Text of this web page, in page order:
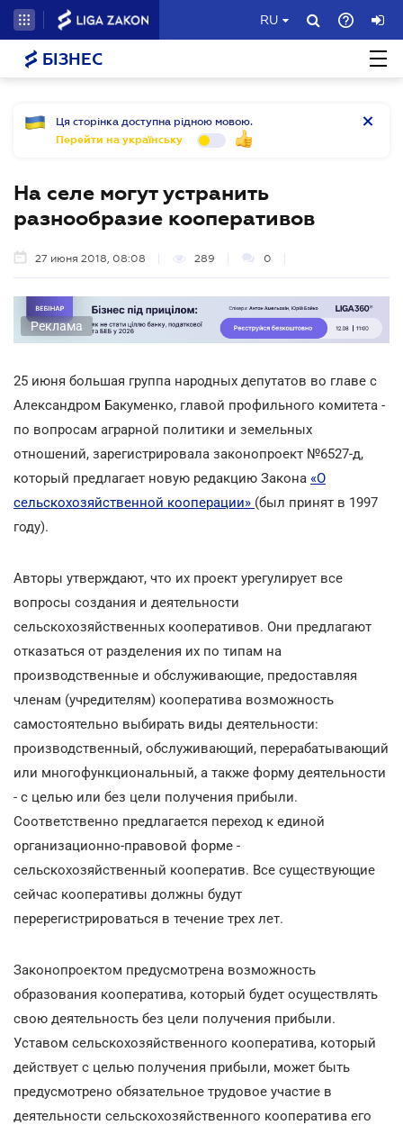
RU
БІЗНЕС
Ця сторінка доступна рідною мовою.
Перейти на українську
На селе могут устранить
разнообразие кооперативов
27 июня 2018, 08:08 289 0
Реклама
25 июня большая группа народных депутатов во главе с
Александром Бакуменко, главой профильного комитета -
по вопросам аграрной политики и земельных
отношений, зарегистрировала законопроект №6527-д,
который предлагает новую редакцию Закона «О
сельскохозяйственной кооперации» (был принят в 1997
году).
Авторы утверждают, что их проект урегулирует все
вопросы создания и деятельности
сельскохозяйственных кооперативов. Они предлагают
отказаться от разделения их по типам на
производственные и обслуживающие, предоставляя
членам (учредителям) кооператива возможность
самостоятельно выбирать виды деятельности:
производственный, обслуживающий, перерабатывающий
или многофункциональный, а также форму деятельности
- с целью или без цели получения прибыли.
Соответственно предлагается переход к единой
организационно-правовой форме -
сельскохозяйственный кооператив. Все существующие
сейчас кооперативы должны будут
перерегистрироваться в течение трех лет.
Законопроектом предусмотрена возможность
образования кооператива, который будет осуществлять
свою деятельность без цели получения прибыли.
Уставом сельскохозяйственного кооператива, который
действует с целью получения прибыли, может быть
предусмотрено обязательное трудовое участие в
деятельности сельскохозяйственного кооператива его